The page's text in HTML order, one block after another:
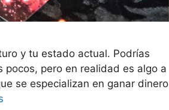
y tu estado actual. Podrías
pero en realidad es algo a
se especializan en ganar dinero